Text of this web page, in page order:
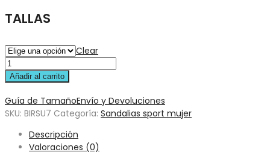
TALLAS
Clear
Añadir al carrito
Guía de TamañoEnvío y Devoluciones
SKU: BIRSU7 Categoría: Sandalias sport mujer
Descripción
Valoraciones (0)